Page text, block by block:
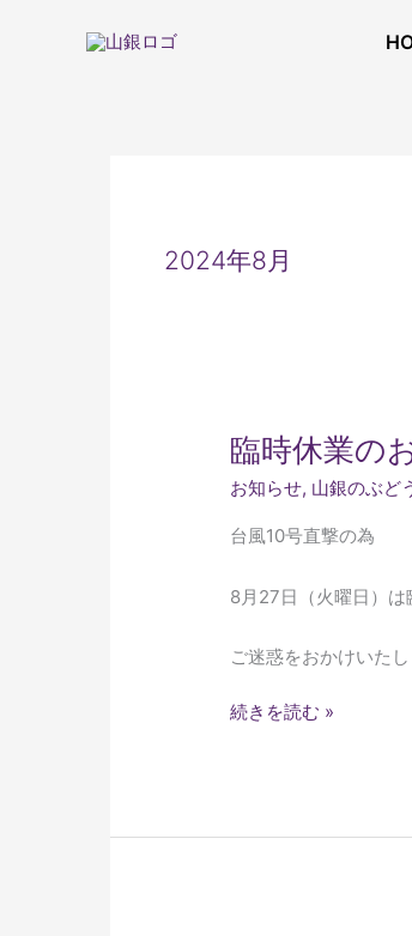
2024年8月
臨時休業の
お知らせ, 山銀のぶど
台風10号直撃の為
8月27日（火曜日）は
ご迷惑をおかけいた
臨
時
休
業
お
せ
続きを読む »